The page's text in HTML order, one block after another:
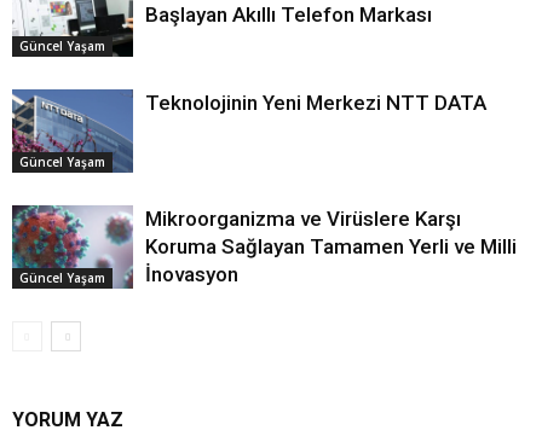
Güncel Yaşam
Başlayan Akıllı Telefon Markası
Güncel Yaşam
Teknolojinin Yeni Merkezi NTT DATA
Güncel Yaşam
Mikroorganizma ve Virüslere Karşı
Koruma Sağlayan Tamamen Yerli ve Milli
İnovasyon
YORUM YAZ